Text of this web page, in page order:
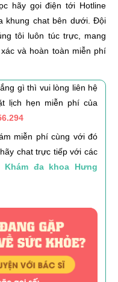
hãy gọi điện tới Hotline
khung chat bên dưới. Đội
tôi luôn túc trực, mang
và hoàn toàn miễn phí
gì thì vui lòng liên hệ
lịch hẹn miễn phí của
miễn phí cùng với đó
chat trực tiếp với các
Khám đa khoa Hưng